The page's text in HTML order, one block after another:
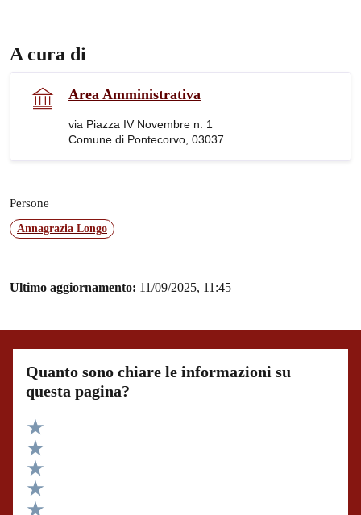
A cura di
Area Amministrativa
via Piazza IV Novembre n. 1
Comune di Pontecorvo, 03037
Persone
Annagrazia Longo
Ultimo aggiornamento: 11/09/2025, 11:45
Quanto sono chiare le informazioni su
questa pagina?
Valuta 5 stelle su 5
Valuta 4 stelle su 5
Valuta 3 stelle su 5
Valuta 2 stelle su 5